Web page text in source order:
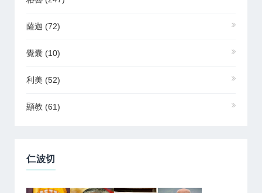
薩迦 (72)
覺囊 (10)
利美 (52)
顯教 (61)
仁波切